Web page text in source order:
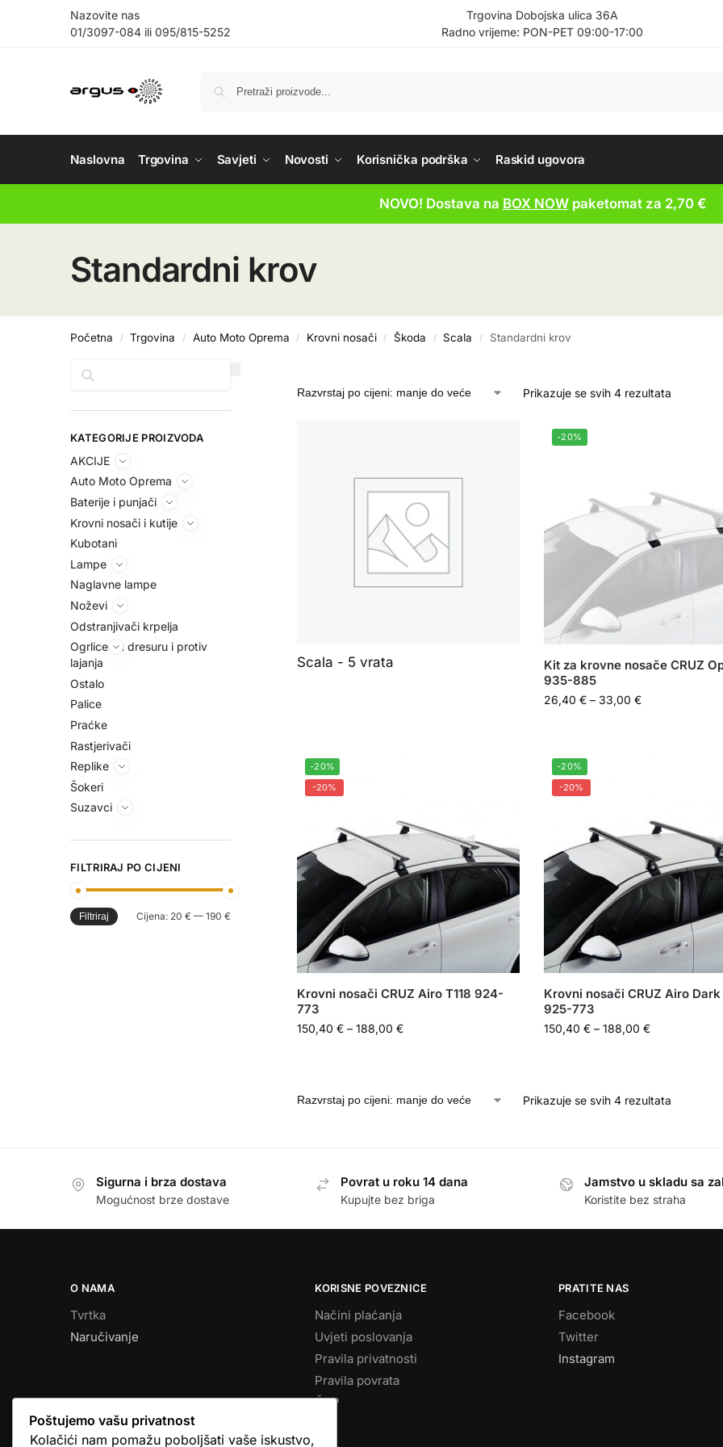
Nazovite nas
01/3097-084 ili 095/815-5252
Trgovina Dobojska ulica 36A
Radno vrijeme: PON-PET 09:00-17:00
Naslovna Trgovina Savjeti Novosti Korisnička podrška Raskid ugovora
NOVO! Dostava na BOX NOWpaketomat za 2,70 €
Standardni krov
Početna / Trgovina / Auto Moto Oprema / Krovni nosači / Škoda / Scala / Standardni krov
Prikazuje se svih 4 rezultata
Scala - 5 vrata
-20%
Kit za krovne nosače CRUZ
935-885
26,40 € – 33,00 €
-20%
-20%
Krovni nosači CRUZ Airo T118 924-
773
150,40 € – 188,00 €
-20%
-20%
Krovni nosači CRUZ Airo Dark
925-773
150,40 € – 188,00 €
Prikazuje se svih 4 rezultata
KATEGORIJE PROIZVODA
AKCIJE
Auto Moto Oprema
Baterije i punjači
Krovni nosači i kutije
Kubotani
Lampe
Naglavne lampe
Noževi
Odstranjivači krpelja
Ogrlice za dresuru i protiv
lajanja
Ostalo
Palice
Praćke
Rastjerivači
Replike
Šokeri
Suzavci
FILTRIRAJ PO CIJENI
Filtriraj Cijena: 20 € — 190 €
Sigurna i brza dostava
Mogućnost brze dostave
Povrat u roku 14 dana
Kupujte bez briga
Jamstvo u skladu sa
Koristite bez straha
O NAMA
Tvrtka
Naručivanje
KORISNE POVEZNICE
Načini plaćanja
Uvjeti poslovanja
Pravila privatnosti
Pravila povrata
ČPP
PRATITE NAS
Facebook
Twitter
Instagram
Poštujemo vašu privatnost
Kolačići nam pomažu poboljšati vaše iskustvo,